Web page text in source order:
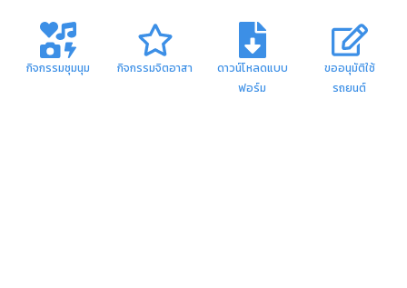
กิจกรรมชุมนุม กิจกรรมจิตอาสา
ดาวน์โหลดแบบ
ฟอร์ม
ขออนุมัติใช้
รถยนต์